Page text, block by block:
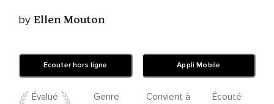
by Ellen Mouton
Ecouter hors ligne Appli Mobile
Évalué
Genre
Convient à
Écouté